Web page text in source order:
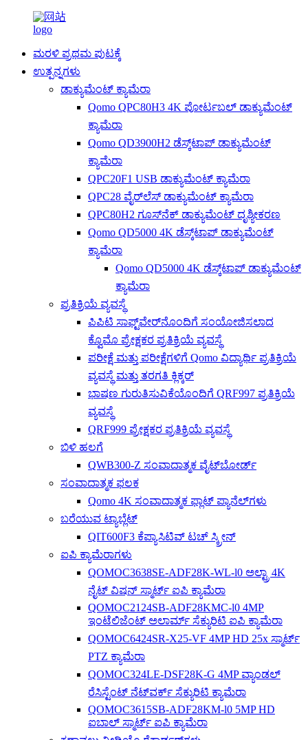
ಮರಳಿ ಪ್ರಥಮ ಪುಟಕ್ಕೆ
ಉತ್ಪನ್ನಗಳು
ಡಾಕ್ಯುಮೆಂಟ್ ಕ್ಯಾಮೆರಾ
Qomo QPC80H3 4K ಪೋರ್ಟಬಲ್ ಡಾಕ್ಯುಮೆಂಟ್
ಕ್ಯಾಮೆರಾ
Qomo QD3900H2 ಡೆಸ್ಕ್‌ಟಾಪ್ ಡಾಕ್ಯುಮೆಂಟ್
ಕ್ಯಾಮೆರಾ
QPC20F1 USB ಡಾಕ್ಯುಮೆಂಟ್ ಕ್ಯಾಮೆರಾ
QPC28 ವೈರ್‌ಲೆಸ್ ಡಾಕ್ಯುಮೆಂಟ್ ಕ್ಯಾಮೆರಾ
QPC80H2 ಗೂಸ್‌ನೆಕ್ ಡಾಕ್ಯುಮೆಂಟ್ ದೃಶ್ಯೀಕರಣ
Qomo QD5000 4K ಡೆಸ್ಕ್‌ಟಾಪ್ ಡಾಕ್ಯುಮೆಂಟ್
ಕ್ಯಾಮೆರಾ
Qomo QD5000 4K ಡೆಸ್ಕ್‌ಟಾಪ್ ಡಾಕ್ಯುಮೆಂಟ್
ಕ್ಯಾಮೆರಾ
ಪ್ರತಿಕ್ರಿಯೆ ವ್ಯವಸ್ಥೆ
ಪಿಪಿಟಿ ಸಾಫ್ಟ್‌ವೇರ್‌ನೊಂದಿಗೆ ಸಂಯೋಜಿಸಲಾದ
ಕ್ವೊಮೊ ಪ್ರೇಕ್ಷಕರ ಪ್ರತಿಕ್ರಿಯೆ ವ್ಯವಸ್ಥೆ
ಪರೀಕ್ಷೆ ಮತ್ತು ಪರೀಕ್ಷೆಗಳಿಗೆ Qomo ವಿದ್ಯಾರ್ಥಿ ಪ್ರತಿಕ್ರಿಯೆ
ವ್ಯವಸ್ಥೆ ಮತ್ತು ತರಗತಿ ಕ್ಲಿಕ್ಕರ್
ಭಾಷಣ ಗುರುತಿಸುವಿಕೆಯೊಂದಿಗೆ QRF997 ಪ್ರತಿಕ್ರಿಯೆ
ವ್ಯವಸ್ಥೆ
QRF999 ಪ್ರೇಕ್ಷಕರ ಪ್ರತಿಕ್ರಿಯೆ ವ್ಯವಸ್ಥೆ
ಬಿಳಿ ಹಲಗೆ
QWB300-Z ಸಂವಾದಾತ್ಮಕ ವೈಟ್‌ಬೋರ್ಡ್
ಸಂವಾದಾತ್ಮಕ ಫಲಕ
Qomo 4K ಸಂವಾದಾತ್ಮಕ ಫ್ಲಾಟ್ ಪ್ಯಾನೆಲ್‌ಗಳು
ಬರೆಯುವ ಟ್ಯಾಬ್ಲೆಟ್
QIT600F3 ಕೆಪ್ಯಾಸಿಟಿವ್ ಟಚ್ ಸ್ಕ್ರೀನ್
ಐಪಿ ಕ್ಯಾಮೆರಾಗಳು
QOMOC3638SE-ADF28K-WL-l0 ​​ಅಲ್ಟ್ರಾ 4K
ನೈಟ್ ವಿಷನ್ ಸ್ಮಾರ್ಟ್ ಐಪಿ ಕ್ಯಾಮೆರಾ
QOMOC2124SB-ADF28KMC-l0 4MP
ಇಂಟೆಲಿಜೆಂಟ್ ಅಲಾರ್ಮ್ ಸೆಕ್ಯುರಿಟಿ ಐಪಿ ಕ್ಯಾಮೆರಾ
QOMOC6424SR-X25-VF 4MP HD 25x ಸ್ಮಾರ್ಟ್
PTZ ಕ್ಯಾಮೆರಾ
QOMOC324LE-DSF28K-G 4MP ವ್ಯಾಂಡಲ್
ರೆಸಿಸ್ಟೆಂಟ್ ನೆಟ್‌ವರ್ಕ್ ಸೆಕ್ಯುರಿಟಿ ಕ್ಯಾಮೆರಾ
QOMOC3615SB-ADF28KM-l0 5MP HD
ಐಬಾಲ್ ಸ್ಮಾರ್ಟ್ ಐಪಿ ಕ್ಯಾಮೆರಾ